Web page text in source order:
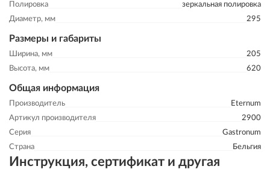
Полировка
зеркальная полировка
Диаметр, мм
295
Размеры и габариты
Ширина, мм
205
Высота, мм
620
Общая информация
Производитель
Eternum
Артикул производителя
2900
Серия
Gastronum
Страна
Бельгия
Инструкция, сертификат и другая